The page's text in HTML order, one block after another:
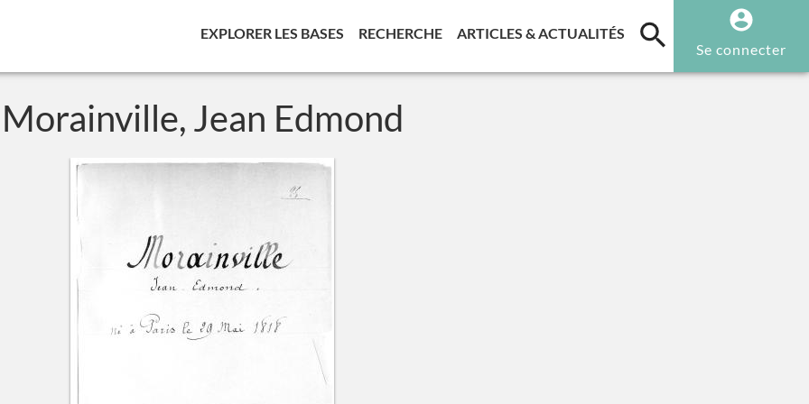
EXPLORER LES BASES (CURRENT)
RECHERCHE(CURRENT)
ARTICLES & ACTUALITÉS (CURRENT)
Se connecter
Morainville, Jean Edmond